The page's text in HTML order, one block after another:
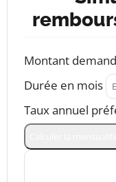
Ce simulateur
Montant
Durée en mois
Taux annuel